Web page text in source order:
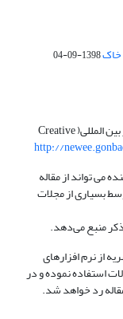
خاک1398-09-04
مقالاتی که در این نشریه منتشر شده اند تحت مجوز بین المللی( Creative
http://
می تواند از مقاله
بسیاری از مجلات
منبع می‌دهد.
از نرم افزارهای
استفاده نموده و در